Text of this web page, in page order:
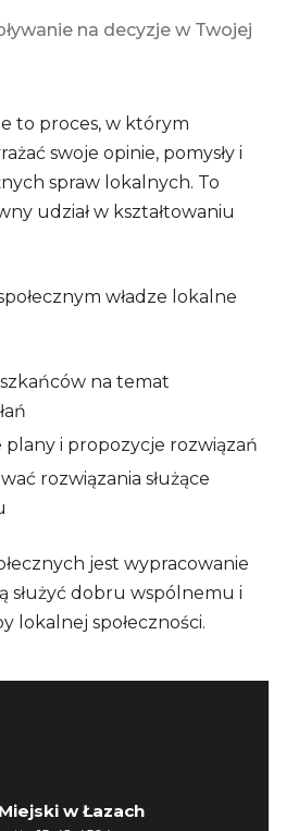
na decyzje w Twojej
to proces, w którym
swoje opinie, pomysły i
spraw lokalnych. To
udział w kształtowaniu
władze lokalne
na temat
plany i propozycje rozwiązań
rozwiązania służące
jest wypracowanie
służyć dobru wspólnemu i
lokalnej społeczności.
w Łazach